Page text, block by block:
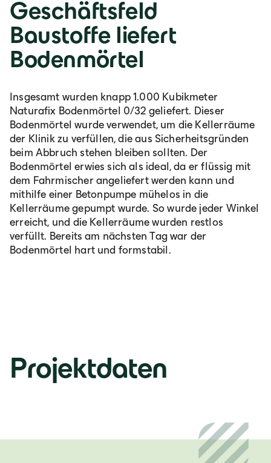
Geschäftsfeld
Baustoffe liefert
Bodenmörtel
Insgesamt wurden knapp 1.000 Kubikmeter
Naturafix Bodenmörtel 0/32 geliefert. Dieser
Bodenmörtel wurde verwendet, um die Kellerräume
der Klinik zu verfüllen, die aus Sicherheitsgründen
beim Abbruch stehen bleiben sollten. Der
Bodenmörtel erwies sich als ideal, da er flüssig mit
dem Fahrmischer angeliefert werden kann und
mithilfe einer Betonpumpe mühelos in die
Kellerräume gepumpt wurde. So wurde jeder Winkel
erreicht, und die Kellerräume wurden restlos
verfüllt. Bereits am nächsten Tag war der
Bodenmörtel hart und formstabil.
Projektdaten